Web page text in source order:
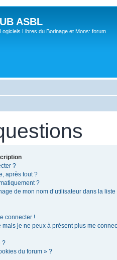
ASBL
Libres du Borinage et Mons: forum
?
après tout ?
?
de mon nom d’utilisateur dans la liste
connecter !
mais je ne peux à présent plus me
?
du forum » ?